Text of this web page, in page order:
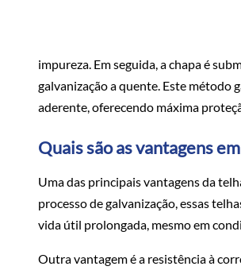
impureza. Em seguida, a chapa é
galvanização a quente. Este método
aderente, oferecendo máxima
Quais são as vantagens
Uma das principais vantagens da
processo de galvanização, essas
vida útil prolongada, mesmo em
Outra vantagem é a resistência à